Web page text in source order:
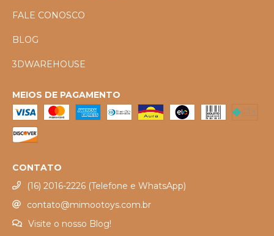
FALE CONOSCO
BLOG
3DWAREHOUSE
MEIOS DE PAGAMENTO
CONTATO
(16) 2016-2226 (Telefone e WhatsApp)
contato@mimootoys.com.br
Visite o nosso Blog!